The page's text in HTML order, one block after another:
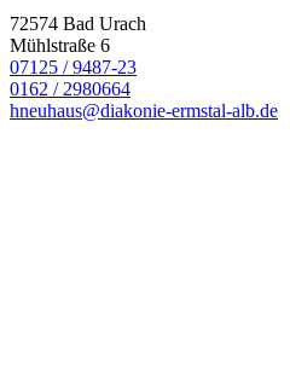
72574 Bad Urach
Mühlstraße 6
07125 / 9487-23
0162 / 2980664
hneuhaus@diakonie-ermstal-alb.de